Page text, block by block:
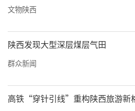
文物陕西
陕西发现大型深层煤层气田
群众新闻
高铁“穿针引线”重构陕西旅游新